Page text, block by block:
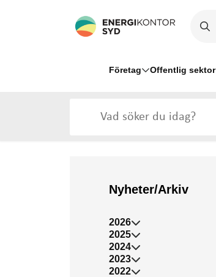
Företag Offentlig sektor
Nyheter/Arkiv
2026
2025
2024
2023
2022